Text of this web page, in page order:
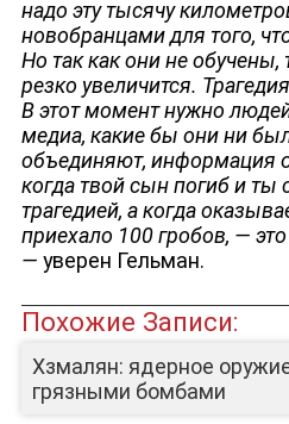
ЮТУБ-КАНАЛ
надо эту тысячу
новобранцами для того,
Но так как они не обучены,
резко увеличится.
В этот момент нужно
медиа, какие бы они ни
объединяют, информация
когда твой сын погиб и ты
трагедией, а когда
приехало 100 гробов, —
— уверен Гельман.
Похожие Записи:
Хзмалян: ядерное
грязными бомбами